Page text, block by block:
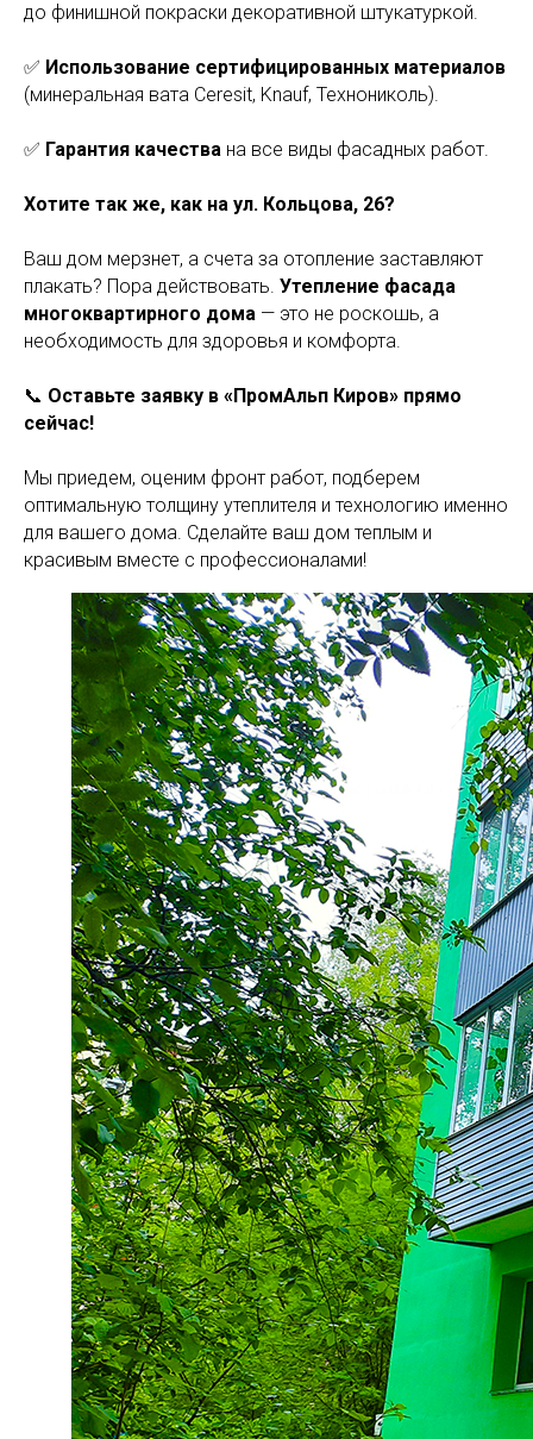
до финишной покраски декоративной штукатуркой.
✅ Использование сертифицированных материалов
(минеральная вата Ceresit, Knauf, Технониколь).
✅ Гарантия качества на все виды фасадных работ.
Хотите так же, как на ул. Кольцова, 26?
Ваш дом мерзнет, а счета за отопление заставляют
плакать? Пора действовать. Утепление фасада
многоквартирного дома — это не роскошь, а
необходимость для здоровья и комфорта.
📞 Оставьте заявку в «ПромАльп Киров» прямо
сейчас!
Мы приедем, оценим фронт работ, подберем
оптимальную толщину утеплителя и технологию именно
для вашего дома. Сделайте ваш дом теплым и
красивым вместе с профессионалами!